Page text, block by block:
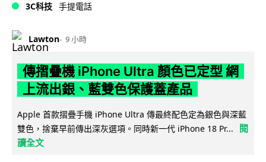
3C科技 手提電話
Lawton 9 小時
傳摺疊機 iPhone Ultra 顏色已定型 網
上流出銀、藍雙色保護蓋產品
Apple 首款摺疊手機 iPhone Ultra 傳最終配色定為銀色與深藍
雙色，捨棄早前傳出深灰選項。同時新一代 iPhone 18 Pr...
閱
讀全文